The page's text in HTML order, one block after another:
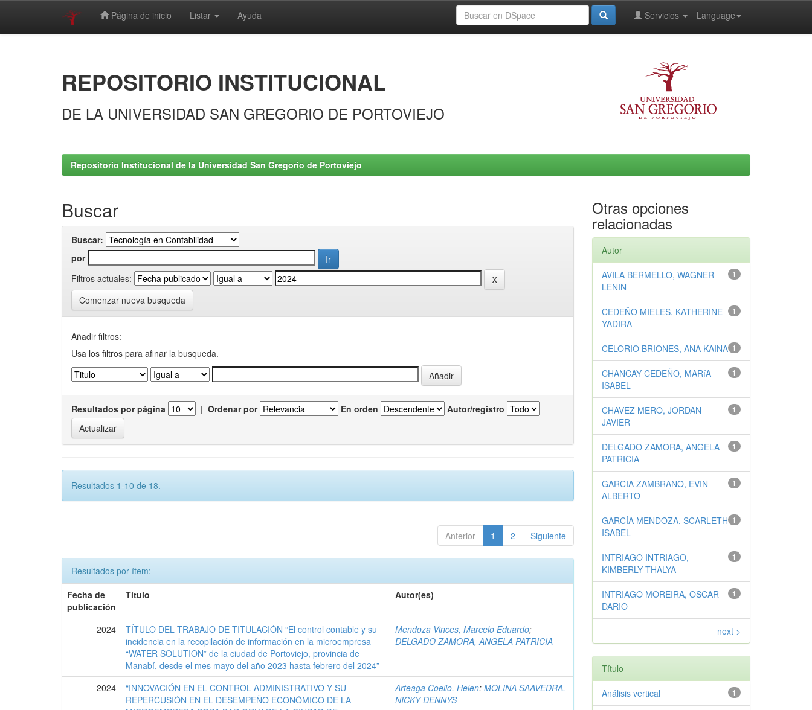
Página de inicio Listar Ayuda Language
Servicios
REPOSITORIO INSTITUCIONAL
DE LA UNIVERSIDAD SAN GREGORIO DE PORTOVIEJO
Repositorio Institucional de la Universidad San Gregorio de Portoviejo
Buscar
Buscar:
por
Filtros actuales:
Comenzar nueva busqueda
Añadir filtros:
Usa los filtros para afinar la busqueda.
Resultados por página | Ordenar por En orden Autor/registro
Resultados 1-10 de 18.
Anterior 1 2 Siguiente
Resultados por ítem:
Fecha de
publicación
Título Autor(es)
2024
TÍTULO DEL TRABAJO DE TITULACIÓN “El control contable y su
incidencia en la recopilación de información en la microempresa
“WATER SOLUTION” de la ciudad de Portoviejo, provincia de
Manabí, desde el mes mayo del año 2023 hasta febrero del 2024”
Mendoza Vinces, Marcelo Eduardo;
DELGADO ZAMORA, ANGELA PATRICIA
2024
“INNOVACIÓN EN EL CONTROL ADMINISTRATIVO Y SU
REPERCUSIÓN EN EL DESEMPEÑO ECONÓMICO DE LA
Arteaga Coello, Helen;MOLINA SAAVEDRA,
NICKY DENNYS
Otras opciones
relacionadas
Autor
1
AVILA BERMELLO, WAGNER
LENIN
1
CEDEÑO MIELES, KATHERINE
YADIRA
1
CELORIO BRIONES, ANA KAINA
1
CHANCAY CEDEÑO, MARíA
ISABEL
1
CHAVEZ MERO, JORDAN
JAVIER
1
DELGADO ZAMORA, ANGELA
PATRICIA
1
GARCIA ZAMBRANO, EVIN
ALBERTO
1
GARCÍA MENDOZA, SCARLETH
ISABEL
1
INTRIAGO INTRIAGO,
KIMBERLY THALYA
1
INTRIAGO MOREIRA, OSCAR
DARIO
next >
Título
1
Análisis vertical